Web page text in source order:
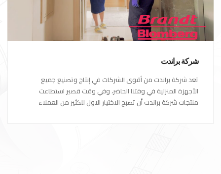
شركة براندت
تعد شركة براندت من أقوى الشركات في إنتاج وتصنيع جميع
الأجهزة المنزلية في وقتنا الحاضر، وفي وقت قصير استطاعت
منتجات شركة براندت أن تصبح الاختيار الاول للكثير من العملاء